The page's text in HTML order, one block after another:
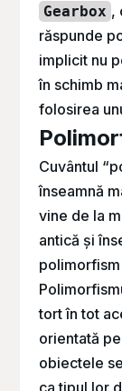
Gearbox ,
răspunde
implicit nu
în schimb
folosirea
Cuvântul
înseamnă
vine de la
antică și
tort în tot
orientată
obiectele